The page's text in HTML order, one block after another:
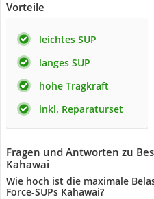
Vorteile
leichtes SUP
langes SUP
hohe Tragkraft
inkl. Reparaturset
Fragen und Antworten zu
Kahawai
Wie hoch ist die maximale
Force-SUPs Kahawai?